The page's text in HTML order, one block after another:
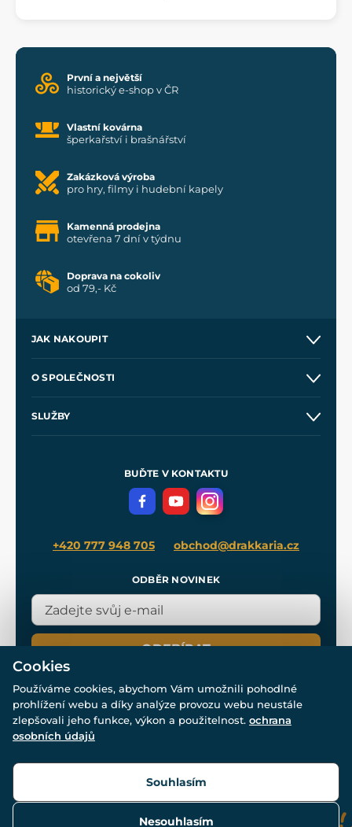
První a největší
historický e-shop v ČR
Vlastní kovárna
šperkařství i brašnářství
Zakázková výroba
pro hry, filmy i hudební kapely
Kamenná prodejna
otevřena 7 dní v týdnu
Doprava na cokoliv
od 79,- Kč
JAK NAKOUPIT
Velkoobchod
O SPOLEČNOSTI
SLUŽBY
Meče pro Kingdom Come
BUĎTE V KONTAKTU
+420 777 948 705 obchod@drakkaria.cz
ODBĚR NOVINEK
ODEBÍRAT
© Všechna práva vyhrazena. www.drakkaria.cz 2007-2026.
Cookies
Používáme cookies, abychom Vám umožnili pohodlné
prohlížení webu a díky analýze provozu webu neustále
zlepšovali jeho funkce, výkon a použitelnost. ochrana
osobních údajů
Nesouhlasím
Souhlasím